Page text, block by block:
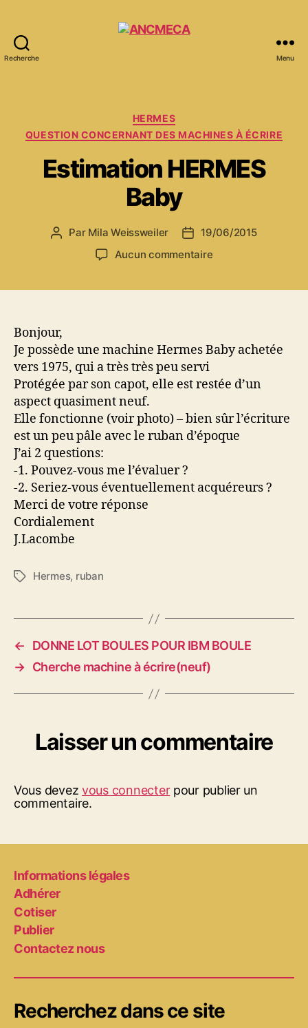
Recherche Menu
Catégories
HERMES
QUESTION CONCERNANT DES MACHINES À ÉCRIRE
Estimation HERMES
Baby
Auteur
Par Mila Weissweiler
Date
de
19/06/2015
Aucun commentairesur
Bonjour,
Je possède une machine Hermes Baby achetée
vers 1975, qui a très très peu servi
Protégée par son capot, elle est restée d’un
aspect quasiment neuf.
Elle fonctionne (voir photo) – bien sûr l’écriture
est un peu pâle avec le ruban d’époque
J’ai 2 questions:
-1. Pouvez-vous me l’évaluer ?
-2. Seriez-vous éventuellement acquéreurs ?
Merci de votre réponse
Cordialement
J.Lacombe
Étiquettes
Hermes, ruban
←
DONNE LOT BOULES POUR IBM BOULE
→ Cherche machine à écrire(neuf)
Laisser un commentaire
Vous devezvous connecterpour publier un
commentaire.
Informations légales
Adhérer
Cotiser
Publier
Contactez nous
Recherchez dans ce site